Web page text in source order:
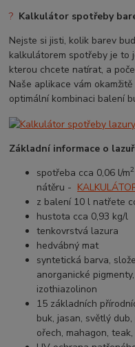
? Kalkulátor spotřeby
Nejste si jisti, kolik barev
kalkulátorem spotřeby je to
kterou chcete natírat, a
Naše aplikace vám
optimální kombinaci balení
Základní informace o
spotřeba cca 0,06 l/m2
nátěru -
z balení 10 l natřete
hustota cca 0,93 kg/l
tenkovrstvá lazura
hedvábný mat
syntetická barva,
anorganické
izothiazolinon
15 základních
buk, jasan, světlý
ořech, mahagon,